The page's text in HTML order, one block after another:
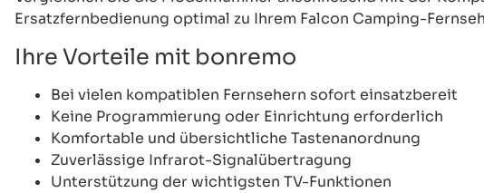
Ersatzfernbedienung optimal zu Ihrem Falcon Camping-
Ihre Vorteile mit bonremo
Bei vielen kompatiblen Fernsehern sofort einsatzbereit
Keine Programmierung oder Einrichtung erforderlich
Komfortable und übersichtliche Tastenanordnung
Zuverlässige Infrarot-Signalübertragung
Unterstützung der wichtigsten TV-Funktionen